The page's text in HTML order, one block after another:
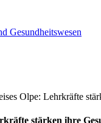
Gesundheitswesen
Olpe: Lehrkräfte
stärken ihre